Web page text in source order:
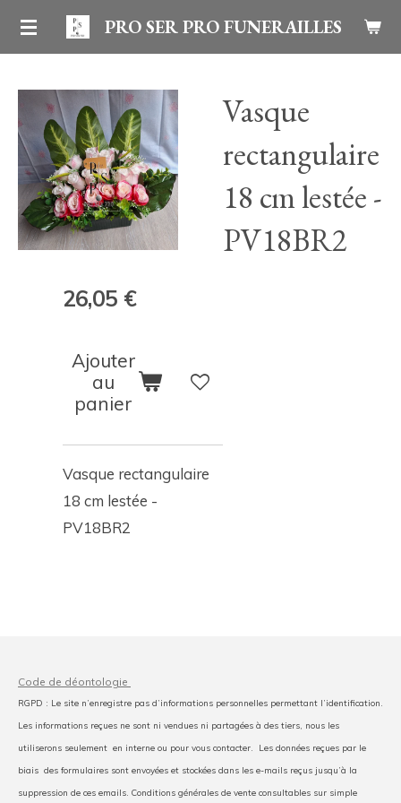
Passer
principal
PRO SER PRO FUNERAILLES
Vasque
rectangulaire
18 cm lestée -
PV18BR2
26,05 €
Ajouter
au
panier
Vasque rectangulaire
18 cm lestée -
PV18BR2
Code de déontologie
RGPD : Le site n’enregistre pas d’informations personnelles permettant l’identification.
Les informations reçues ne sont ni vendues ni partagées à des tiers, nous les
utiliserons seulement en interne ou pour vous contacter. Les données reçues par le
biais des formulaires sont envoyées et stockées dans les e-mails reçus jusqu’à la
suppression de ces emails. Conditions générales de vente consultables sur simple